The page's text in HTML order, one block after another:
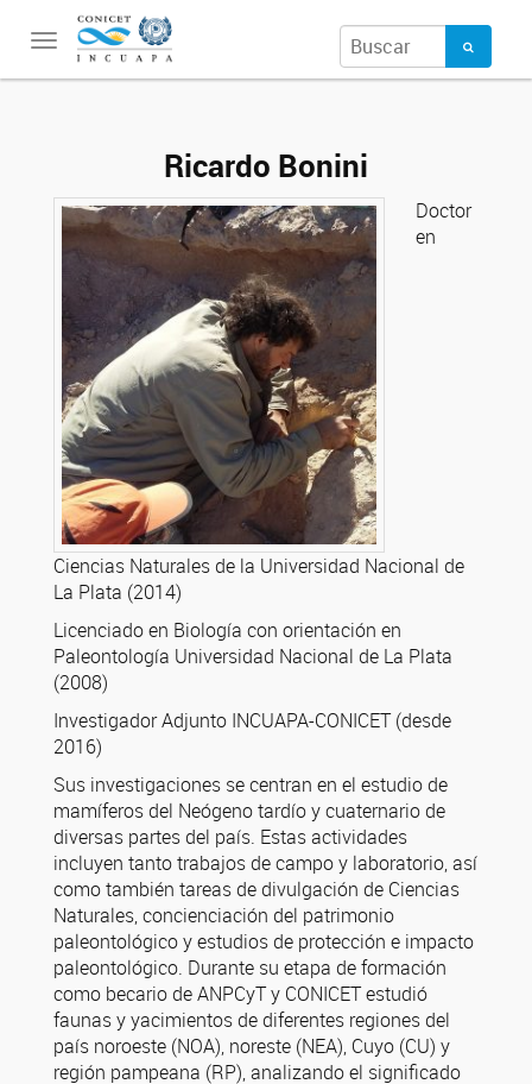
Toggle
navigation
Ricardo Bonini
Doctor
en
Ciencias Naturales de la Universidad Nacional de
La Plata (2014)
Licenciado en Biología con orientación en
Paleontología Universidad Nacional de La Plata
(2008)
Investigador Adjunto INCUAPA-CONICET (desde
2016)
Sus investigaciones se centran en el estudio de
mamíferos del Neógeno tardío y cuaternario de
diversas partes del país. Estas actividades
incluyen tanto trabajos de campo y laboratorio, así
como también tareas de divulgación de Ciencias
Naturales, concienciación del patrimonio
paleontológico y estudios de protección e impacto
paleontológico. Durante su etapa de formación
como becario de ANPCyT y CONICET estudió
faunas y yacimientos de diferentes regiones del
país noroeste (NOA), noreste (NEA), Cuyo (CU) y
región pampeana (RP), analizando el significado